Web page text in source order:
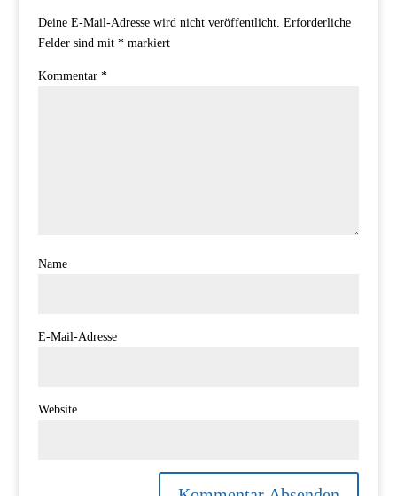
Deine E-Mail-Adresse wird nicht veröffentlicht. Erforderliche
Felder sind mit *markiert
Kommentar *
Name
E-Mail-Adresse
Website